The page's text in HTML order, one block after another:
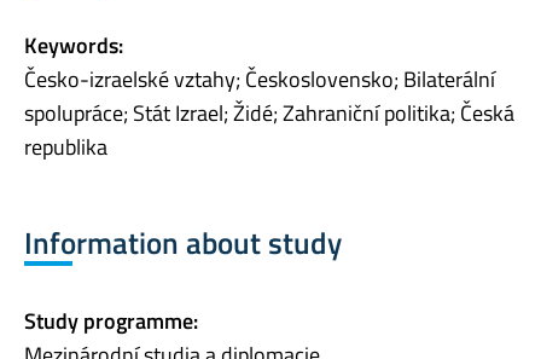
Keywords:
Česko-izraelské vztahy; Československo; Bilaterální
spolupráce; Stát Izrael; Židé; Zahraniční politika; Česká
republika
Information about study
Study programme: